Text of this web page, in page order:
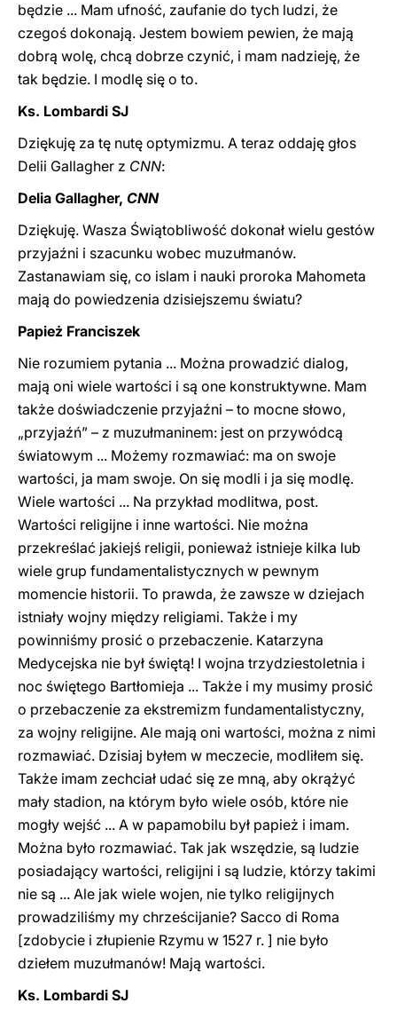
będzie ... Mam ufność, zaufanie do tych ludzi, że
czegoś dokonają. Jestem bowiem pewien, że mają
dobrą wolę, chcą dobrze czynić, i mam nadzieję, że
tak będzie. I modlę się o to.
Ks. Lombardi SJ
Dziękuję za tę nutę optymizmu. A teraz oddaję głos
Delii Gallagher z CNN:
Delia Gallagher, CNN
Dziękuję. Wasza Świątobliwość dokonał wielu gestów
przyjaźni i szacunku wobec muzułmanów.
Zastanawiam się, co islam i nauki proroka Mahometa
mają do powiedzenia dzisiejszemu światu?
Papież Franciszek
Nie rozumiem pytania ... Można prowadzić dialog,
mają oni wiele wartości i są one konstruktywne. Mam
także doświadczenie przyjaźni – to mocne słowo,
„przyjaźń” – z muzułmaninem: jest on przywódcą
światowym ... Możemy rozmawiać: ma on swoje
wartości, ja mam swoje. On się modli i ja się modlę.
Wiele wartości ... Na przykład modlitwa, post.
Wartości religijne i inne wartości. Nie można
przekreślać jakiejś religii, ponieważ istnieje kilka lub
wiele grup fundamentalistycznych w pewnym
momencie historii. To prawda, że zawsze w dziejach
istniały wojny między religiami. Także i my
powinniśmy prosić o przebaczenie. Katarzyna
Medycejska nie był świętą! I wojna trzydziestoletnia i
noc świętego Bartłomieja ... Także i my musimy prosić
o przebaczenie za ekstremizm fundamentalistyczny,
za wojny religijne. Ale mają oni wartości, można z nimi
rozmawiać. Dzisiaj byłem w meczecie, modliłem się.
Także imam zechciał udać się ze mną, aby okrążyć
mały stadion, na którym było wiele osób, które nie
mogły wejść ... A w papamobilu był papież i imam.
Można było rozmawiać. Tak jak wszędzie, są ludzie
posiadający wartości, religijni i są ludzie, którzy takimi
nie są ... Ale jak wiele wojen, nie tylko religijnych
prowadziliśmy my chrześcijanie? Sacco di Roma
[zdobycie i złupienie Rzymu w 1527 r. ] nie było
dziełem muzułmanów! Mają wartości.
Ks. Lombardi SJ